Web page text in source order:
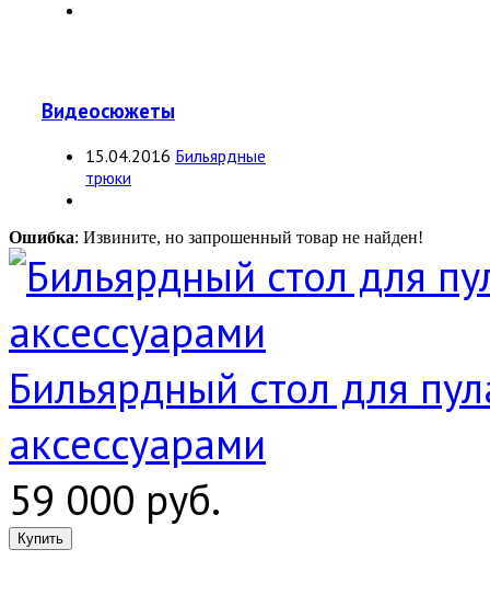
Видеосюжеты
15.04.2016 Бильярдные
трюки
Ошибка: Извините, но запрошенный товар не найден!
Бильярдный стол для
аксессуарами
59 000 руб.